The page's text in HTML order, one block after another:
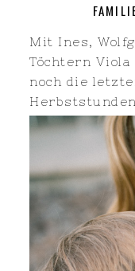
Mit Ines,
Töchtern
noch die